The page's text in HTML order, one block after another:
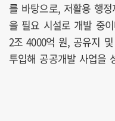
를 바탕으로, 저활용 행
을 필요 시설로 개발 중
2조 4000억 원, 공유지
투입해 공공개발 사업을